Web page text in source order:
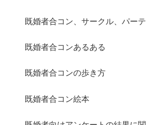
既婚者合コン、サークル、パー
既婚者合コンあるある
既婚者合コンの歩き方
既婚者合コン絵本